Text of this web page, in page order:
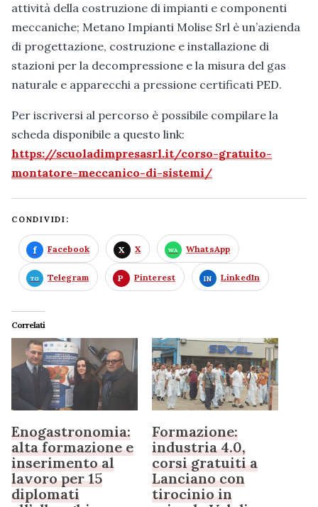
attività della costruzione di impianti e componenti
meccaniche; Metano Impianti Molise Srl è un’azienda
di progettazione, costruzione e installazione di
stazioni per la decompressione e la misura del gas
naturale e apparecchi a pressione certificati PED.
Per iscriversi al percorso è possibile compilare la
scheda disponibile a questo link:
https://scuoladimpresasrl.it/corso-gratuito-
montatore-meccanico-di-sistemi/
CONDIVIDI:
Facebook X WhatsApp
Telegram Pinterest LinkedIn
Correlati
Enogastronomia:
alta formazione e
inserimento al
lavoro per 15
diplomati
Formazione:
industria 4.0,
corsi gratuiti a
Lanciano con
tirocinio in